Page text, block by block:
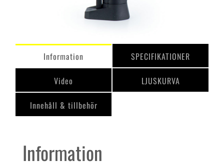
Information SPECIFIKATIONER
Video LJUSKURVA
Innehåll & tillbehör
Information